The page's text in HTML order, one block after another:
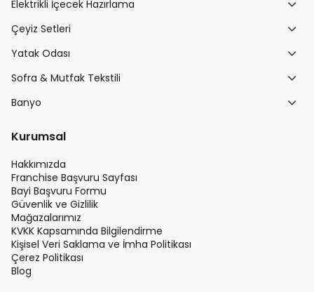
Elektrikli İçecek Hazırlama
Çeyiz Setleri
Yatak Odası
Sofra & Mutfak Tekstili
Banyo
Kurumsal
Hakkımızda
Franchise Başvuru Sayfası
Bayi Başvuru Formu
Güvenlik ve Gizlilik
Mağazalarımız
KVKK Kapsamında Bilgilendirme
Kişisel Veri Saklama ve İmha Politikası
Çerez Politikası
Blog